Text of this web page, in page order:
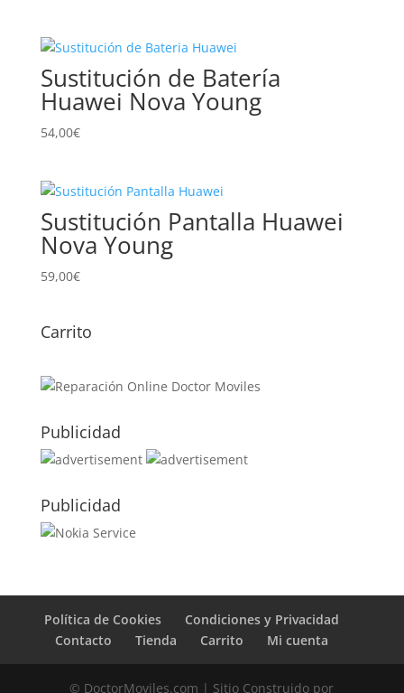
Sustitución de Batería
Huawei Nova Young
54,00€
Sustitución Pantalla Huawei
Nova Young
59,00€
Carrito
Publicidad
Publicidad
Política de Cookies
Condiciones y Privacidad
Contacto
Tienda Carrito Mi cuenta
© DoctorMoviles.com | Sitio Construido por